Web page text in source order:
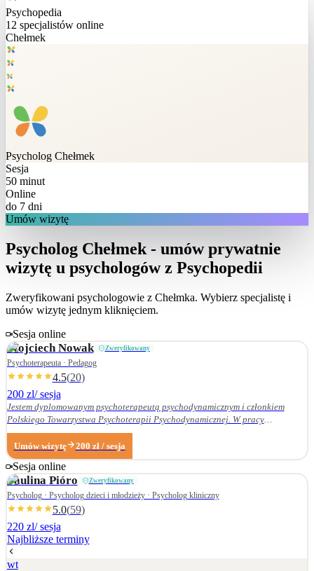
Psychopedia
12 specjalistów online
Chełmek
Psycholog Chełmek
Sesja
50 minut
Online
do 7 dni
Umów wizytę
Psycholog Chełmek - umów prywatnie
wizytę u psychologów z Psychopedii
Zweryfikowani psychologowie z Chełmka. Wybierz specjalistę i
umów wizytę jednym kliknięciem.
Sesja online
Wojciech Nowak Zweryfikowany
Psychoterapeuta · Pedagog
4.5(20)
200 zl/ sesja
Jestem dyplomowanym psychoterapeutą psychodynamicznym i członkiem
Polskiego Towarzystwa Psychoterapii Psychodynamicznej. W pracy
terapeutycznej wnikliwie słucham pacjenta i podążam za jego narracją. Moje
zainteresowania zawodowe obejmują przede wszystkim: • psychoterapię
zaburzeń osobowości, • zaburzenia nerwicowe i lękowe, • problematykę relacji
małżeńskich i rodzinnych. Nie zajmuję się terapią uzależnień. Ukończyłem
Wydział Nauk Pedagogicznych Dolnośląskiej Szkoły Wyższej we Wrocławiu —
w 2007 r. studia licencjackie (pedagogika rodzinna), a w 2009 r. magisterskie
(resocjalizacja). W 2016 r. ukończyłem czteroletnie szkolenie z psychoterapii
psychodynamicznej w Krakowskim Centrum Psychodynamicznym, a w styczniu
2020 r. uzyskałem dyplom psychoterapeuty psychodynamicznego. Od
ukończenia szkoły psychoterapii regularnie uczestniczę w konferencjach
Umów wizytę 200 zł / sesja
Sesja online
Paulina Pióro Zweryfikowany
Psycholog · Psycholog dzieci i młodzieży · Psycholog kliniczny
5.0(59)
220 zl/ sesja
Najbliższe terminy
wt